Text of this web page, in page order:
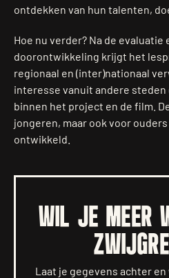
ontdekken van hun talenten,
Hoe nu verder? Na de evaluatie
doorontwikkeling krijgt het
regionaal en (inter)nationaal
interesse vanuit andere steden
binnen het project en de film.
jongeren, maar ook voor
ontwikkeld.
WIL JE MEER
Laat je gegevens achter